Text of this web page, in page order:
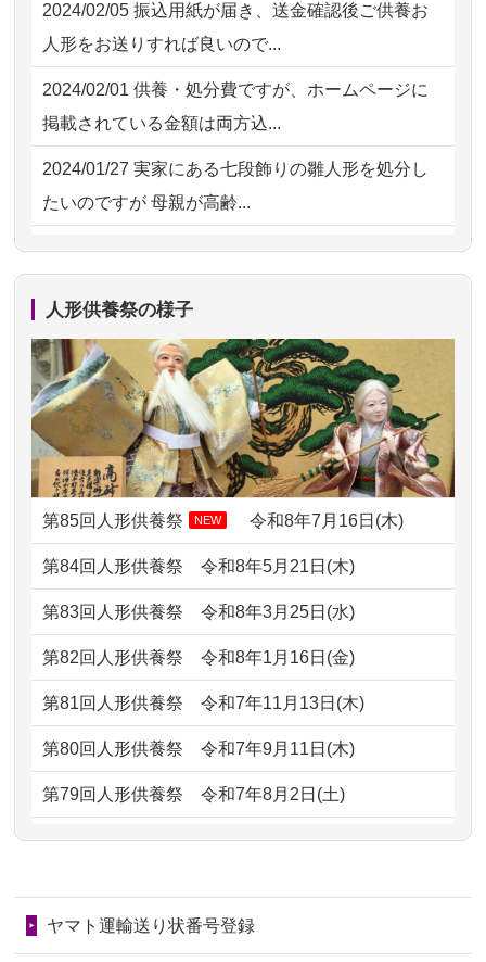
2026/07/15 子供の頃から可愛がってきた七段飾り
の雛人形で...
2026/07/15 お客様の声を読み、丁寧に供養してい
ただけそう...
2026/07/13 遠方からでもご依頼出来る点と申込ま
での方法が...
2026/07/10家から近かったので。
2026/07/08誰も住んでいない実家の片付けを始め
ました。 ...
2026/07/069年間自由が丘店を見守ってくれてあり
がとう。
2026/07/05しっかりとお人形たちの供養をしてい
ただけると...
2026/06/30 長年大事にしてきた雛人形です、供養
していただ...
2026/06/29ガラスケースのまま引き取ってくださ
子どもの頃、妹と一緒にお雛様を出し
ました。お...
ので、お願...
2026/06/28以前和人形やぬいぐるみを供養いただ
2024/02/05 振込用紙が届き、送金確認後ご供養お
人形をお送りすれば良いので...
2024/02/01 供養・処分費ですが、ホームページに
掲載されている金額は両方込...
2024/01/27 実家にある七段飾りの雛人形を処分し
たいのですが 母親が高齢...
2024/01/13剥製の供養・処分をお願いできます
ですが？
2024/01/13お雛様のセットを供養・処分したいの
ですが、お雛様とお内裏様だ...
2024/01/13供養申込みの後、供養祭までお人形は
どうなってるのですか？
2024/01/13会社のようですが、きちんと供養して
供養が終わったお人形以外はどうして
るのですか？
しょうか？
2024/01/04ガラスケースは外しても良いですか？
人形供養祭の様子
第85回人形供養祭 NEW 令和8年7月16日(木)
第84回人形供養祭令和8年5月21日(木)
第83回人形供養祭令和8年3月25日(水)
第82回人形供養祭令和8年1月16日(金)
第81回人形供養祭令和7年11月13日(木)
第80回人形供養祭令和7年9月11日(木)
第79回人形供養祭令和7年8月2日(土)
第78回人形供養祭令和7年6月20日(金)
第76回人形供養祭令和7年2月28日(金)
ヤマト運輸送り状番号登録